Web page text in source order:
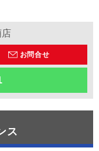
お問合せ
ス